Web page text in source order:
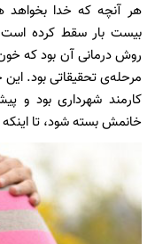
هر آنچه که خدا بخواهد
بیست بار سقط کرده است.
روش درمانی آن بود که
مرحله‌ی تحقیقاتی بود.
کارمند شهرداری بود و
خانمش بسته شود، تا